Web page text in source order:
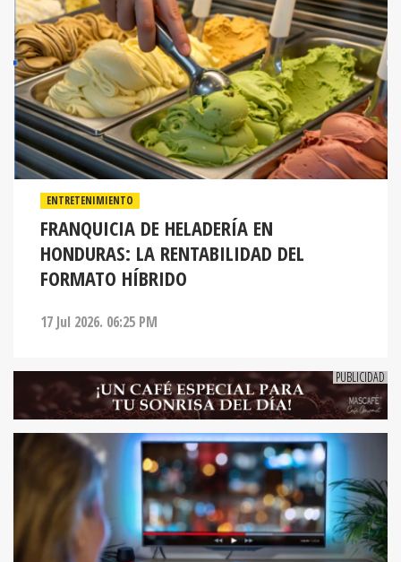
ENTRETENIMIENTO
FRANQUICIA DE HELADERÍA EN
HONDURAS: LA RENTABILIDAD DEL
FORMATO HÍBRIDO
17 Jul 2026. 06:25 PM